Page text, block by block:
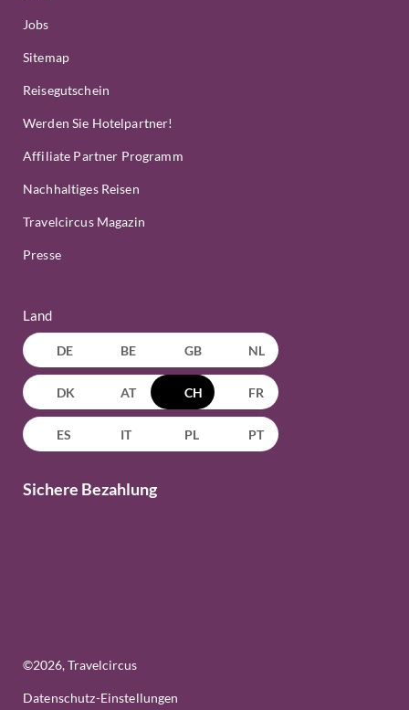
Jobs
Sitemap
Reisegutschein
Werden Sie Hotelpartner!
Affiliate Partner Programm
Nachhaltiges Reisen
Travelcircus Magazin
Presse
Land
DE BE GB NL
DK AT CH FR
ES IT PL PT
Sichere Bezahlung
©2026, Travelcircus
Datenschutz-Einstellungen